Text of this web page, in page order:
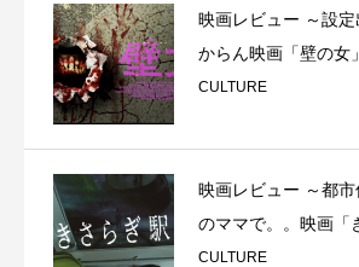
映画レビュー ～設
からん映画「壁の女
CULTURE
映画レビュー ～都
のママで。。映画「
CULTURE